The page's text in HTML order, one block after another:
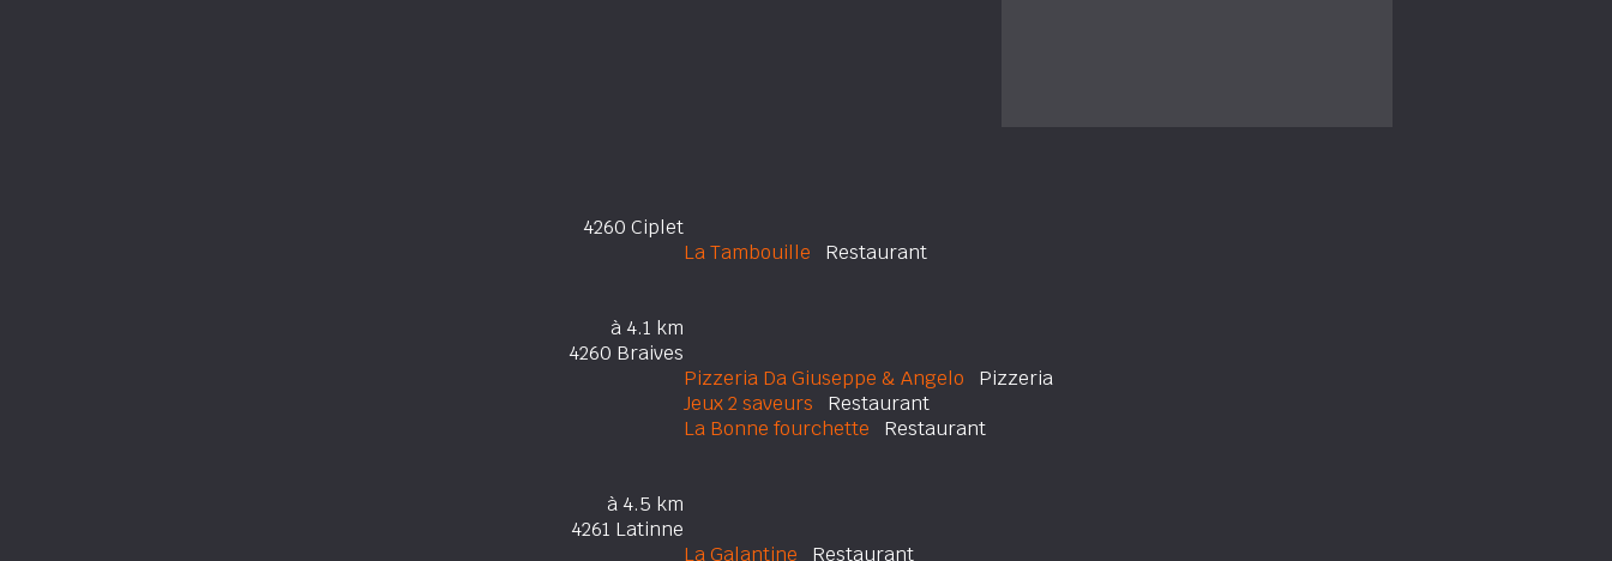
4260 Ciplet
La Tambouille Restaurant
à 4.1 km
4260 Braives
Pizzeria Da Giuseppe & Angelo Pizzeria
Jeux 2 saveurs Restaurant
La Bonne fourchette Restaurant
à 4.5 km
4261 Latinne
La Galantine Restaurant